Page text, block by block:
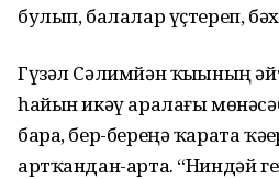
булып, балалар үҫтереп,
Гүзәл Сәлимйән ҡыҙының
һайын икәү аралағы
бара, бер-береңә ҡарата
артҡандан-арта. “Ниндәй